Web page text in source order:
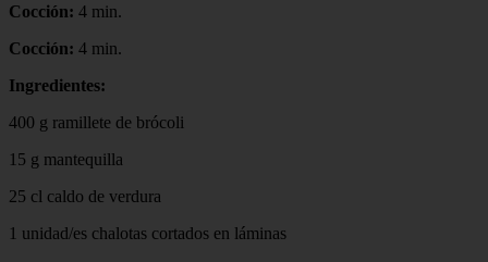
Cocción: 4 min.
Cocción: 4 min.
Ingredientes:
400 g ramillete de brócoli
15 g mantequilla
25 cl caldo de verdura
1 unidad/es chalotas cortados en láminas